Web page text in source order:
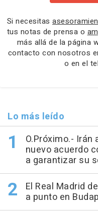
Si necesitas
tus notas de prensa o
más allá de la página
contacto con nosotros
o en el
Lo más leído
O.Próximo.- Irán
nuevo acuerdo
a garantizar su
El Real Madrid
a punto en